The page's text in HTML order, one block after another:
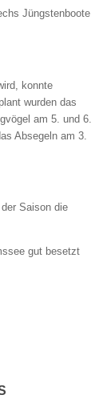
Jüngstenboote
konnte
wurden das
am 5. und 6.
Absegeln am 3.
Saison die
gut besetzt